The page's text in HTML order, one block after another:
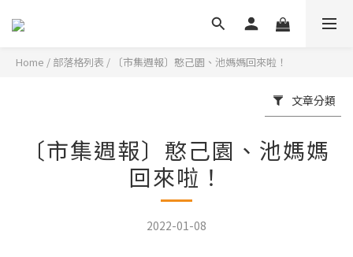
Home / 部落格列表 / 〔市集週報〕憨己園、池媽媽回來啦！
文章分類
〔市集週報〕憨己園、池媽媽
回來啦！
2022-01-08